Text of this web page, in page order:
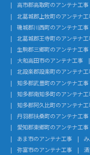
高市郡高取町のアンテナ工事
北葛城郡上牧町のアンテナ工
磯城郡川西町のアンテナ工事
北葛城郡王寺町のアンテナ工
生駒郡三郷町のアンテナ工事
大和高田市のアンテナ工事
北設楽郡設楽町のアンテナ工
知多郡武豊町のアンテナ工事
知多郡南知多町のアンテナ工
知多郡阿久比町のアンテナ工
丹羽郡扶桑町のアンテナ工事
愛知郡東郷町のアンテナ工事
あま市のアンテナ工事
弥富市のアンテナ工事